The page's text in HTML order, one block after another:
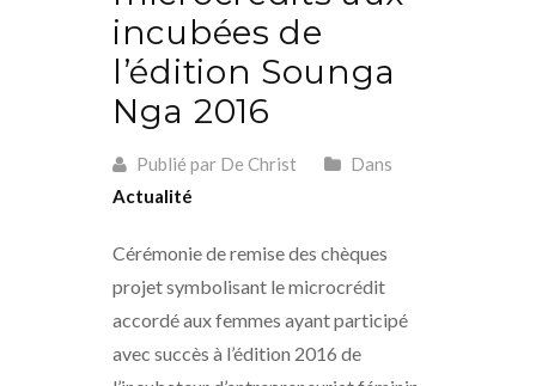
incubées de
l’édition Sounga
Nga 2016
Publié par De Christ
Dans
Actualité
Cérémonie de remise des chèques
projet symbolisant le microcrédit
accordé aux femmes ayant participé
avec succès à l’édition 2016 de